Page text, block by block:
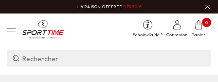
LIVRAISON OFFERTE DÈS 50 €
Besoin d'aide ? Connexion Panier
0